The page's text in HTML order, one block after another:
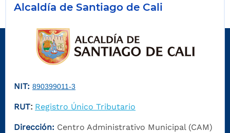
Alcaldía de Santiago de Cali
NIT: 890399011-3
RUT: Registro Único Tributario
Dirección: Centro Administrativo Municipal (CAM)